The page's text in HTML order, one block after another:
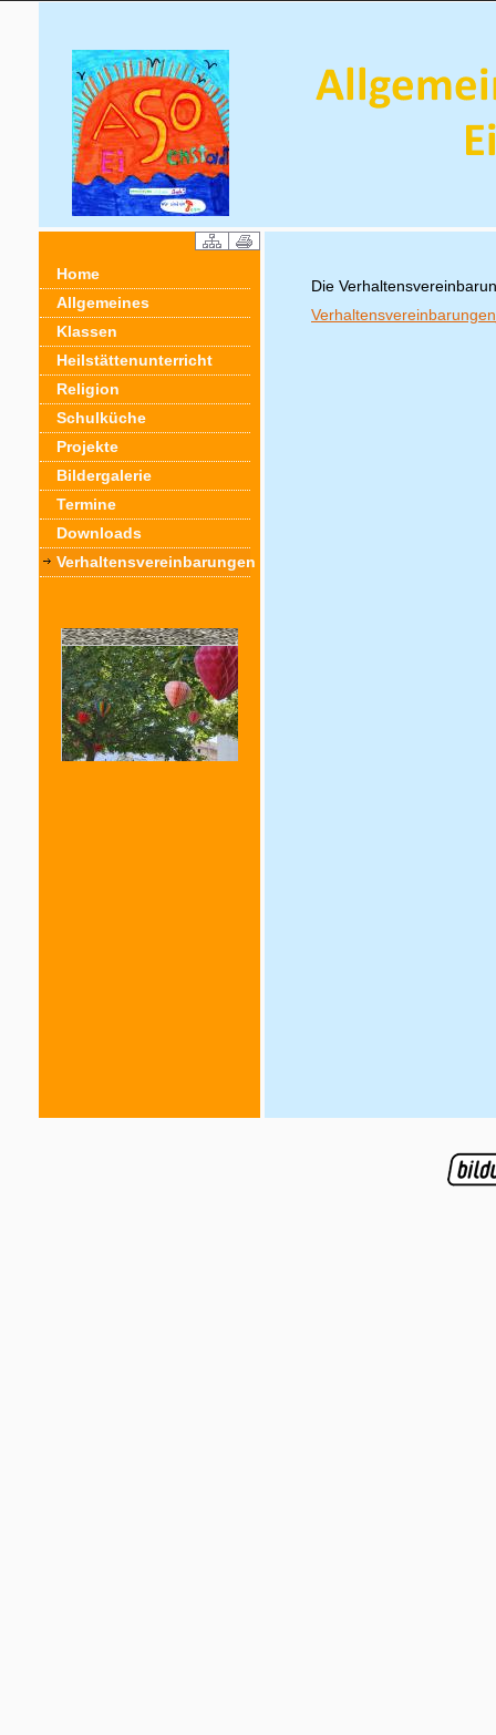
Home
Allgemeines
Klassen
Heilstättenunterricht
Religion
Schulküche
Projekte
Bildergalerie
Termine
Downloads
Verhaltensvereinbarungen
Die